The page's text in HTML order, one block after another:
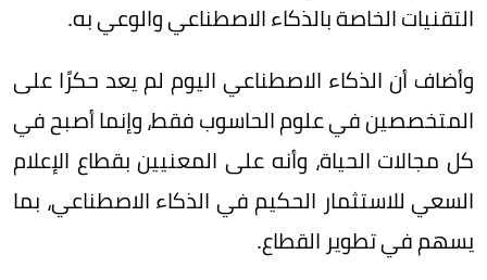
التقنيات الخاصة بالذكاء الاصطناعي والوعي به.
وأضاف أن الذكاء الاصطناعي اليوم لم يعد حكرًا على
المتخصصين في علوم الحاسوب فقط، وإنما أصبح في
كل مجالات الحياة، وأنه على المعنيين بقطاع الإعلام
السعي للاستثمار الحكيم في الذكاء الاصطناعي، بما
يسهم في تطوير القطاع.